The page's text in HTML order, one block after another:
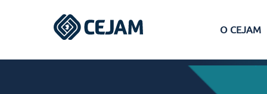
O CEJAM